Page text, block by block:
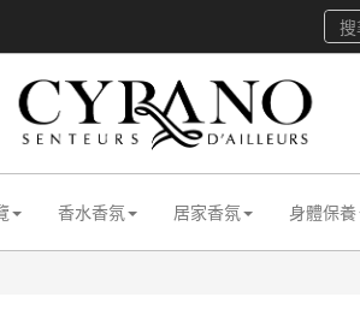
香水香氛 居家香氛 身體保養